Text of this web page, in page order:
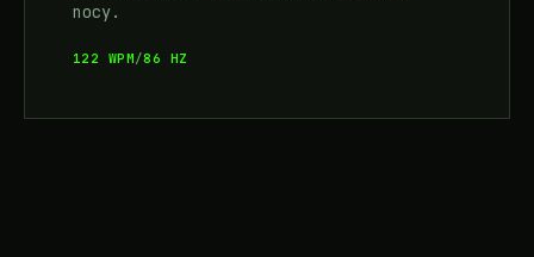
nocy.
122 WPM/86 HZ